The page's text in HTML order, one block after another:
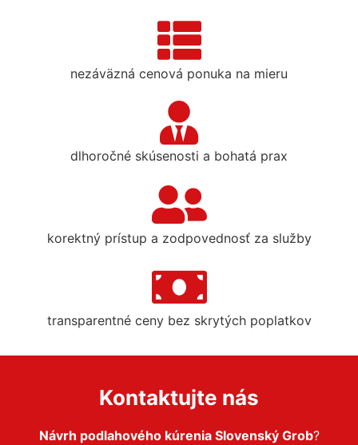
nezáväzná cenová ponuka na mieru
dlhoročné skúsenosti a bohatá prax
korektný prístup a zodpovednosť za služby
transparentné ceny bez skrytých poplatkov
Kontaktujte nás
Návrh podlahového kúrenia Slovenský Grob?